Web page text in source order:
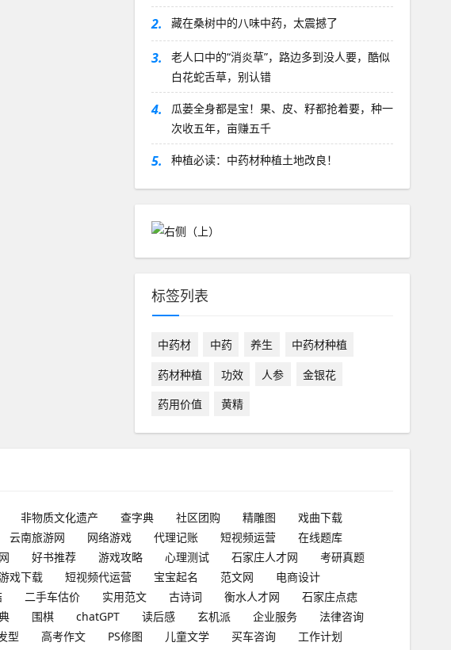
2. 藏在桑树中的八味中药，太震撼了
3.
老人口中的“消炎草”，路边多到没人要，酷似
白花蛇舌草，别认错
4.
瓜蒌全身都是宝！果、皮、籽都抢着要，种一
次收五年，亩赚五千
5. 种植必读：中药材种植土地改良！
标签列表
中药材 中药 养生
中药材种植
药材种植
功效 人参
金银花
药用价值
黄精
非物质文化遗产 查字典 社区团购 精雕图
戏曲下载
云南旅游网 网络游戏 代理记账 短视频运营
在线题库
好书推荐 游戏攻略 心理测试 石家庄人才网
考研真题
戏下载 短视频代运营 宝宝起名 范文网
电商设计
二手车估价 实用范文 古诗词 衡水人才网
石家庄点痣
围棋 chatGPT 读后感 玄机派 企业服务
法律咨询
型 高考作文 PS修图 儿童文学 买车咨询
工作计划